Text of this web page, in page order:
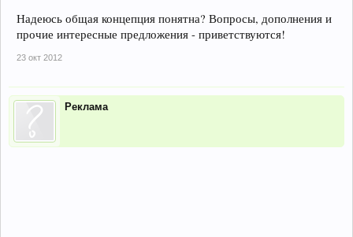
Надеюсь общая концепция понятна? Вопросы, дополнения и
прочие интересные предложения - приветствуются!
23 окт 2012
Реклама